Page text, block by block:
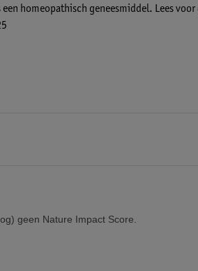
homeopathisch geneesmiddel. Lees
geen Nature Impact Score.